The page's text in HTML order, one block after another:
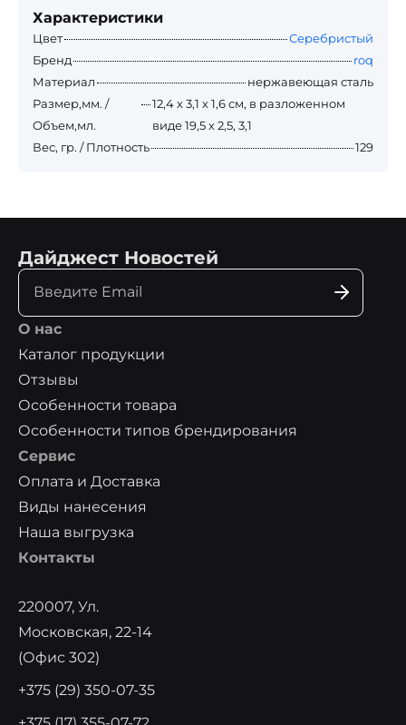
Характеристики
Цвет
Серебристый
Бренд
roq
Материал
нержавеющая cталь
Размер,мм. /
Объем,мл.
12,4 х 3,1 х 1,6 см, в разложенном
виде 19,5 х 2,5, 3,1
Вес, гр. / Плотность
129
Дайджест Новостей
О нас
Каталог продукции
Отзывы
Особенности товара
Особенности типов брендирования
Сервис
Оплата и Доставка
Виды нанесения
Наша выгрузка
Контакты
220007, Ул.
Московская, 22-14
(офис 302)
+375 (29) 350-07-35